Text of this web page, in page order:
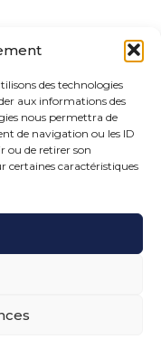
des technologies
aux informations des
nous permettra de
de navigation ou les ID
ou de retirer son
certaines caractéristiques
Quincy